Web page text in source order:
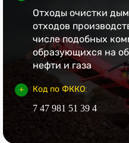
Отходы очистки
отходов
числе подобных
образующихся на
нефти и газа
Код по ФККО:
7 47 981 51 39 4